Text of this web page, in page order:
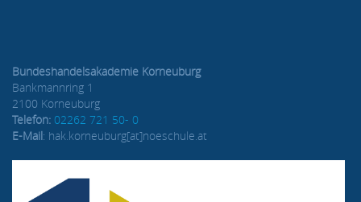
Bundeshandelsakademie Korneuburg
Bankmannring 1
2100 Korneuburg
Telefon: 02262 721 50- 0
E-Mail: hak.korneuburg[at]noeschule.at